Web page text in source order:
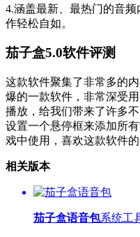
4.涵盖最新、最热门的音
作轻松自如。
茄子盒5.0软件评测
这款软件聚集了非常多的
爆的一款软件，非常深受
播放，给我们带来了许多
设置一个悬停框来添加所
戏中使用，喜欢这款软件
相关版本
茄子盒语音包系统工